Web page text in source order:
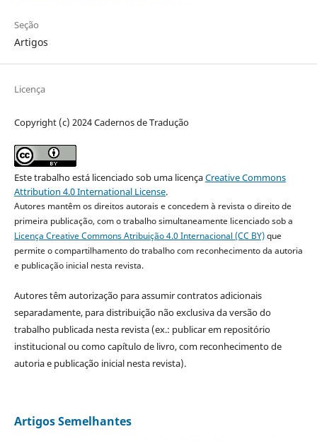
Seção
Artigos
Licença
Copyright (c) 2024 Cadernos de Tradução
Este trabalho está licenciado sob uma licençaCreative Commons
Attribution 4.0 International License.
Autores mantêm os direitos autorais e concedem à revista o direito de
primeira publicação, com o trabalho simultaneamente licenciado sob a
Licença Creative Commons Atribuição 4.0 Internacional (CC BY)que
permite o compartilhamento do trabalho com reconhecimento da autoria
e publicação inicial nesta revista.
Autores têm autorização para assumir contratos adicionais
separadamente, para distribuição não exclusiva da versão do
trabalho publicada nesta revista (ex.: publicar em repositório
institucional ou como capítulo de livro, com reconhecimento de
autoria e publicação inicial nesta revista).
Artigos Semelhantes